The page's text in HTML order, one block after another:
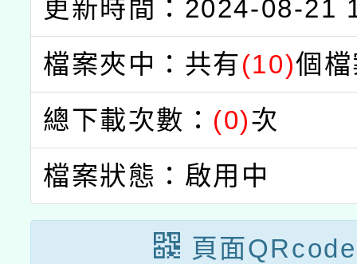
更新時間：2024-08-21
檔案夾中：共有(10)個
總下載次數： (0)次
檔案狀態：啟用中
頁面QRcode